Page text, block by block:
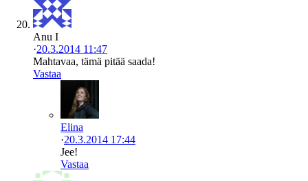
Anu I
·20.3.2014 11:47
Mahtavaa, tämä pitää saada!
Vastaa
Elina
·20.3.2014 17:44
Jee!
Vastaa